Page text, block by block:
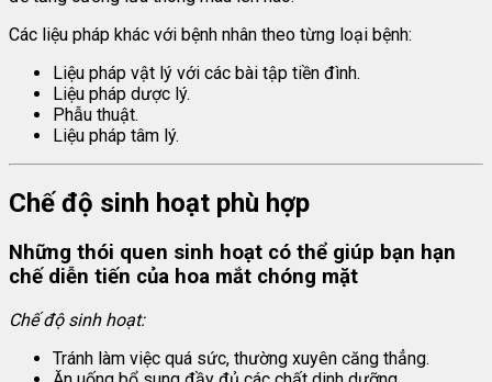
Các liệu pháp khác với bệnh nhân theo từng loại bệnh:
Liệu pháp vật lý với các bài tập tiền đình.
Liệu pháp dược lý.
Phẫu thuật.
Liệu pháp tâm lý.
Chế độ sinh hoạt phù hợp
Những thói quen sinh hoạt có thể giúp bạn hạn
chế diễn tiến của hoa mắt chóng mặt
Chế độ sinh hoạt:
Tránh làm việc quá sức, thường xuyên căng thẳng.